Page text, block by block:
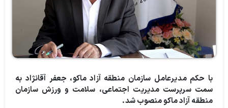
با حکم مدیرعامل سازمان منطقه آزاد ماکو،‌ جعفر آقانژاد به
سمت سرپرست مدیریت اجتماعی، سلامت و ورزش سازمان
منطقه آزاد ماکو منصوب شد.